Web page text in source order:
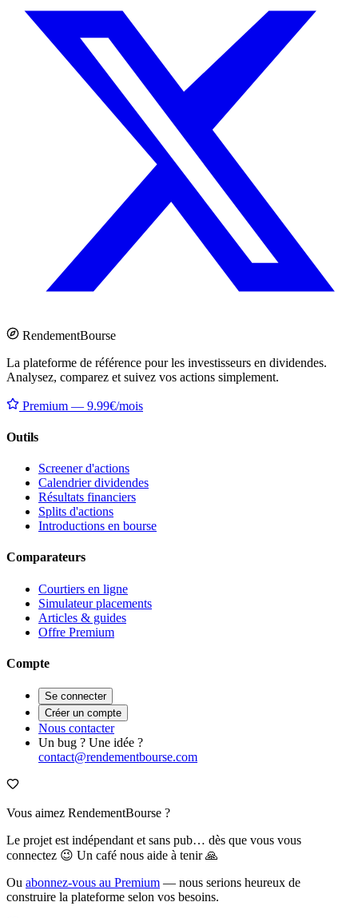
RendementBourse
La plateforme de référence pour les investisseurs en dividendes.
Analysez, comparez et suivez vos actions simplement.
Premium — 9.99€/mois
Outils
Screener d'actions
Calendrier dividendes
Résultats financiers
Splits d'actions
Introductions en bourse
Comparateurs
Courtiers en ligne
Simulateur placements
Articles & guides
Offre Premium
Compte
Se connecter
Créer un compte
Nous contacter
Un bug ? Une idée ?
contact@rendementbourse.com
Vous aimez RendementBourse ?
Le projet est indépendant et sans pub… dès que vous vous
connectez 😉 Un café nous aide à tenir 🙏
Ou abonnez-vous au Premium — nous serions heureux de
construire la plateforme selon vos besoins.